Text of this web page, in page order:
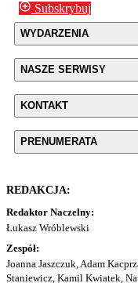
Subskrybuj
WYDARZENIA
NASZE SERWISY
KONTAKT
PRENUMERATA
REDAKCJA:
Redaktor Naczelny:
Łukasz Wróblewski
Zespół:
Joanna Jaszczuk, Adam
Staniewicz, Kamil Kwiatek,